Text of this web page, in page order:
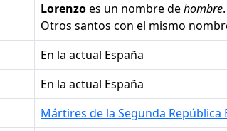
Lorenzoes un nombre dehombre.
Otros santos con el mismo
en la actual España
en la actual España
Mártires de la Segunda República